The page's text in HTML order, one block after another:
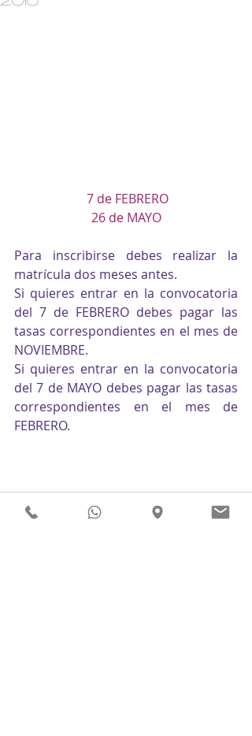
7 de FEBRERO
26 de MAYO
Para inscribirse debes realizar la
matrícula dos meses antes.
Si quieres entrar en la convocatoria
del 7 de FEBRERO debes pagar las
tasas correspondientes en el mes de
NOVIEMBRE.
Si quieres entrar en la convocatoria
del 7 de MAYO debes pagar las tasas
correspondientes en el mes de
FEBRERO.